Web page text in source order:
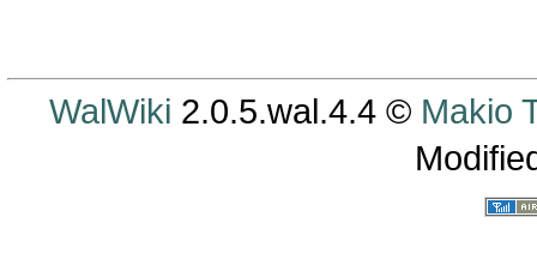
WalWiki 2.0.5.wal.4.4 © Makio